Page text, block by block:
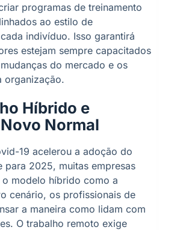
programas de treinamento
ao estilo de
indivíduo. Isso garantirá
estejam sempre capacitados
do mercado e os
organização.
Híbrido e
Normal
19 acelerou a adoção do
para 2025, muitas empresas
modelo híbrido como a
cenário, os profissionais de
a maneira como lidam com
O trabalho remoto exige